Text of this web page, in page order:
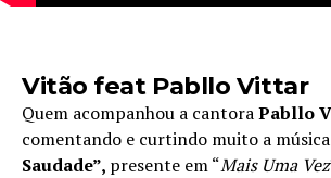
Vitão feat Pabllo Vittar
Quem acompanhou a cantoraPabllo
comentando e curtindo muito a música
Saudade”, presente em “Mais Uma Vez